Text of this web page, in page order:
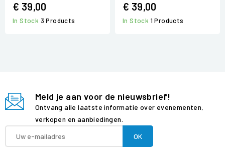
€ 39,00
In Stock 3 Products
€ 39,00
In Stock 1 Products
Meld je aan voor de nieuwsbrief!
Ontvang alle laatste informatie over evenementen,
verkopen en aanbiedingen.